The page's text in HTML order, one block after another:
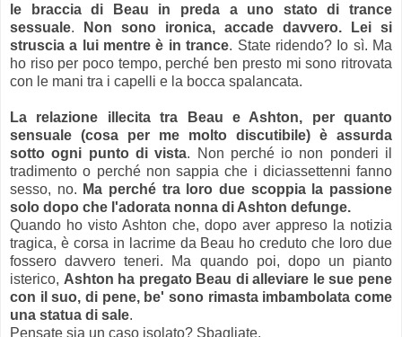
le braccia di Beau in preda a uno stato di trance
sessuale.
Non sono ironica, accade davvero. Lei si
struscia a lui mentre è in trance. State ridendo? Io sì. Ma
ho riso per poco tempo, perché ben presto mi sono ritrovata
con le mani tra i capelli e la bocca spalancata.
La relazione illecita tra Beau e Ashton, per quanto
sensuale (cosa per me molto discutibile) è assurda
sotto ogni punto di vista. Non perché io non ponderi il
tradimento o perché non sappia che i diciassettenni fanno
sesso, no. Ma perché tra loro due scoppia la passione
solo dopo che l'adorata nonna di Ashton defunge.
Quando ho visto Ashton che, dopo aver appreso la notizia
tragica, è corsa in lacrime da Beau ho creduto che loro due
fossero davvero teneri. Ma quando poi, dopo un pianto
isterico, Ashton ha pregato Beau di alleviare le sue pene
con il suo, di pene, be' sono rimasta imbambolata come
una statua di sale.
Pensate sia un caso isolato? Sbagliate.